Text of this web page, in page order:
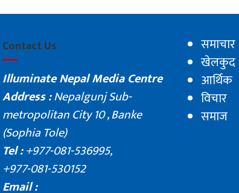
Contact Us
Illuminate Nepal Media Centre
Address :Nepalgunj Sub-
metropolitan City 10 , Banke
(Sophia Tole)
Tel :+977-081-536995,
+977-081-530152
Email :
समाचार
खेलकुद
आर्थिक
विचार
समाज